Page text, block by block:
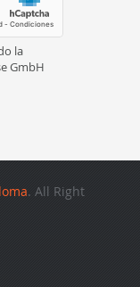
la
GmbH
. All Right